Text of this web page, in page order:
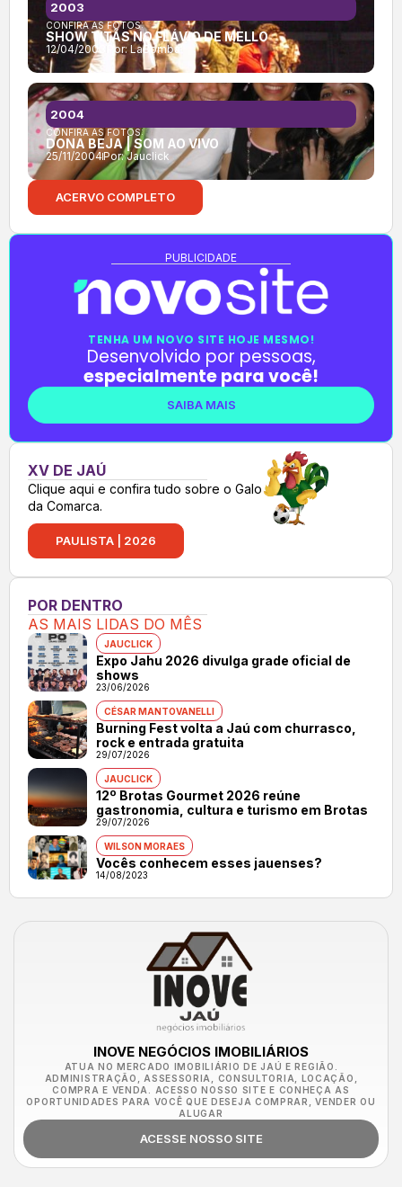
CONFIRA AS FOTOS:
SHOW TITÃS NO FLÁVIO DE MELLO
12/04/2003 Por:LaBomba
2003
CONFIRA AS FOTOS:
DONA BEJA | SOM AO VIVO
25/11/2004Por:Jauclick
2004
ACERVO COMPLETO
PUBLICIDADE
TENHA UM NOVO SITE HOJE MESMO!
Desenvolvido por pessoas,
especialmente para você!
SAIBA MAIS
XV DE JAÚ
Clique aqui e confira tudo sobre o Galo
da Comarca.
PAULISTA | 2026
POR DENTRO
AS MAIS LIDAS DO MÊS
JAUCLICK
Expo Jahu 2026 divulga grade oficial de
shows
23/06/2026
CÉSAR MANTOVANELLI
Burning Fest volta a Jaú com churrasco,
rock e entrada gratuita
29/07/2026
JAUCLICK
12º Brotas Gourmet 2026 reúne
gastronomia, cultura e turismo em Brotas
29/07/2026
WILSON MORAES
Vocês conhecem esses jauenses?
14/08/2023
INOVE NEGÓCIOS IMOBILIÁRIOS
ATUA NO MERCADO IMOBILIÁRIO DE JAÚ E REGIÃO.
ADMINISTRAÇÃO, ASSESSORIA, CONSULTORIA, LOCAÇÃO,
COMPRA E VENDA. ACESSO NOSSO SITE E CONHEÇA AS
OPORTUNIDADES PARA VOCÊ QUE DESEJA COMPRAR, VENDER OU
ALUGAR
ACESSE NOSSO SITE